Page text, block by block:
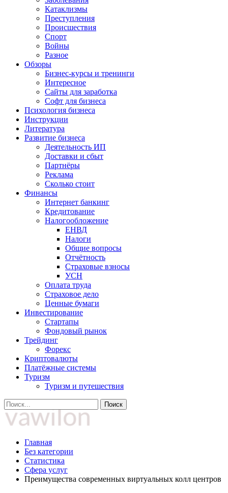
Катаклизмы
Преступления
Происшествия
Спорт
Войны
Разное
Обзоры
Бизнес-курсы и тренинги
Интересное
Сайты для заработка
Софт для бизнеса
Психология бизнеса
Инструкции
Литература
Развитие бизнеса
Деятельность ИП
Доставки и сбыт
Партнёры
Реклама
Сколько стоит
Финансы
Интернет банкинг
Кредитование
Налогообложение
ЕНВД
Налоги
Общие вопросы
Отчётность
Страховые взносы
УСН
Оплата труда
Страховое дело
Ценные бумаги
Инвестирование
Стартапы
Фондовый рынок
Трейдинг
Форекс
Криптовалюты
Платёжные системы
Туризм
Туризм и путешествия
Главная
Без категории
Статистика
Сфера услуг
Преимущества современных виртуальных колл центров